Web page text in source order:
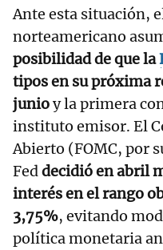
Ante esta situación,
norteamericano
posibilidad de que la
tipos en su próxima
junioy la primera
instituto emisor. El
Abierto (FOMC, por
Feddecidió en abril
interés en el rango
3,75%, evitando
política monetaria